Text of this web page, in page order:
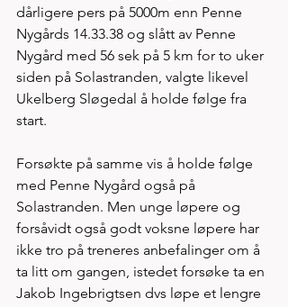
dårligere pers på 5000m enn Penne
Nygårds 14.33.38 og slått av Penne
Nygård med 56 sek på 5 km for to uker
siden på Solastranden, valgte likevel
Ukelberg Sløgedal å holde følge fra
start.
Forsøkte på samme vis å holde følge
med Penne Nygård også på
Solastranden. Men unge løpere og
forsåvidt også godt voksne løpere har
ikke tro på treneres anbefalinger om å
ta litt om gangen, istedet forsøke ta en
Jakob Ingebrigtsen dvs løpe et lengre